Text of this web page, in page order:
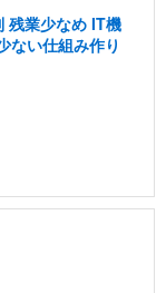
残業少なめ IT機
ない仕組み作り